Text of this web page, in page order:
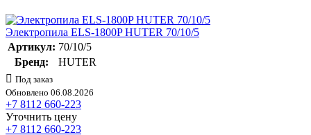
Электропила ELS-1800P HUTER 70/10/5
Артикул: 70/10/5
Бренд:
HUTER
Под заказ
Обновлено 06.08.2026
+7 8112 660-223
Уточнить цену
+7 8112 660-223